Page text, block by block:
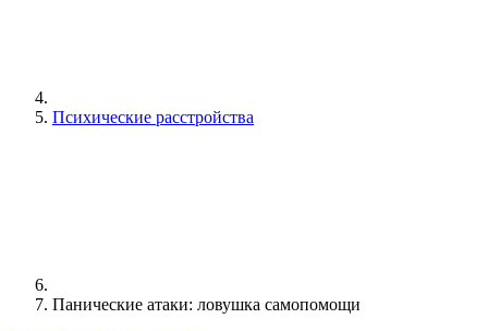
Психические расстройства
Панические атаки: ловушка самопомощи